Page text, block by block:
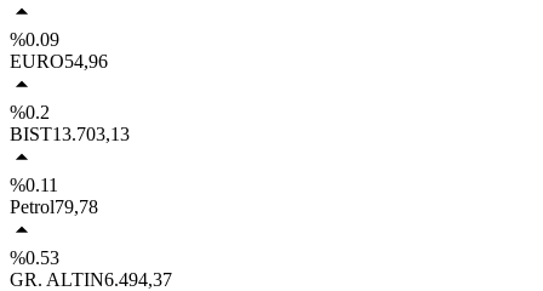
%0.09
EURO54,96
%0.2
BIST13.703,13
%0.11
Petrol79,78
%0.53
GR. ALTIN6.494,37